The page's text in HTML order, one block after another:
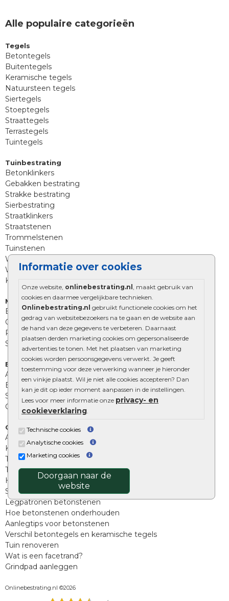
Informatie over cookies
Onze website, onlinebestrating.nl , maakt gebruik van
cookies en daarmee vergelijkbare technieken.
Onlinebestrating.nl gebruikt functionele cookies om het
gedrag van websitebezoekers na te gaan en de website aan
de hand van deze gegevens te verbeteren. Daarnaast
plaatsen derden marketing cookies om gepersonaliseerde
advertenties te tonen. Met het plaatsen van marketing
cookies worden persoonsgegevens verwerkt. Je geeft
toestemming voor deze verwerking wanneer je hieronder
een vinkje plaatst. Wil je niet alle cookies accepteren? Dan
kan je dit op ieder moment aanpassen in de instellingen.
Lees voor meer informatie onze privacy- en
cookieverklaring
Technische cookies
Analytische cookies
Marketing cookies
Doorgaan naar de
website
Alle populaire categorieën
Tegels
Betontegels
Buitentegels
Keramische tegels
Natuursteen tegels
Siertegels
Stoeptegels
Straattegels
Terrastegels
Tuintegels
Tuinbestrating
Betonklinkers
Gebakken bestrating
Strakke bestrating
Sierbestrating
Straatklinkers
Straatstenen
Trommelstenen
Tuinstenen
Waalformaat
Wildverband bestrating
Kingstones
Muurelementen
Betonbielzen
Opsluitbanden
Palissades
Stapelblokken
Extra benodigdheden
Afwatering en diversen
Beplantings en betonelementen
Split, grind en zand
Oprit tegels
Overig
Aanbiedingen
Kunstgras
Tuintegels outlet
Terrastegels leggen
Hoe richt ik een landelijke tuin in?
Sierbestrating schoonmaken
Legpatronen betonstenen
Hoe betonstenen onderhouden
Aanlegtips voor betonstenen
Verschil betontegels en keramische tegels
Tuin renoveren
Wat is een facetrand?
Grindpad aanleggen
Onlinebestrating.nl ©2026